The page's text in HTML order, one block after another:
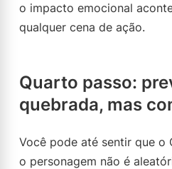
o impacto emocional
qualquer cena de ação.
Quarto passo:
quebrada, mas
Você pode até sentir que o
o personagem não é